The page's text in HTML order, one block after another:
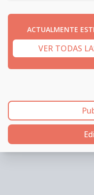
ACTUALMENTE
VER TODAS